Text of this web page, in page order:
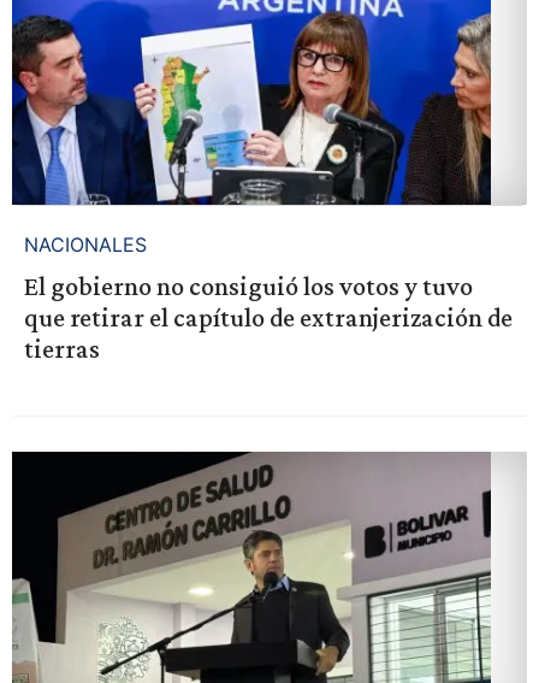
NACIONALES
El gobierno no consiguió los votos y tuvo
que retirar el capítulo de extranjerización de
tierras